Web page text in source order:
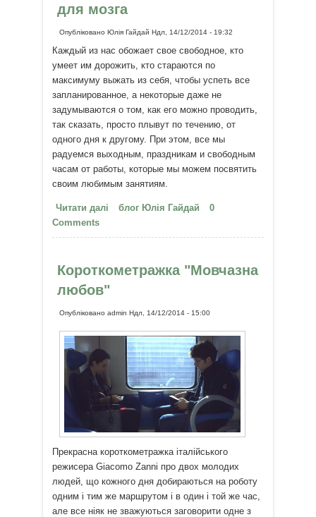
для мозга
ОпублікованоЮлія Гайдай Ндл, 14/12/2014 - 19:32
Каждый из нас обожает свое свободное, кто
умеет им дорожить, кто стараются по
максимуму выжать из себя, чтобы успеть все
запланированное, а некоторые даже не
задумываются о том, как его можно проводить,
так сказать, просто плывут по течению, от
одного дня к другому. При этом, все мы
радуемся выходным, праздникам и свободным
часам от работы, которые мы можем посвятить
своим любимым занятиям.
Читати далі про Игра «Cashflow»:
мозга
блог Юлія Гайдай
0
Comments
Короткометражка "Мовчазна
любов"
Опублікованоadmin Ндл, 14/12/2014 - 15:00
Прекрасна короткометражка італійського
режисера Giacomo Zanni про двох молодих
людей, що кожного дня добираються на роботу
одним і тим же маршрутом і в один і той же час,
але все ніяк не зважуються заговорити одне з